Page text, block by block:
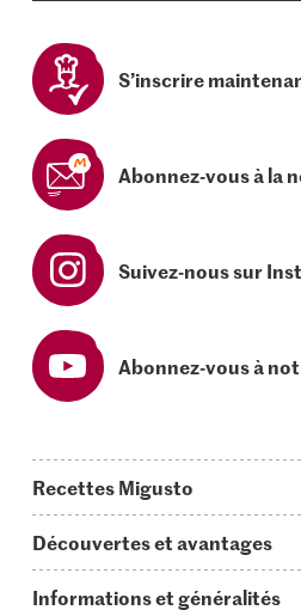
S’inscrire
Abonnez-vous à la
Suivez-nous sur
Abonnez-vous à
Recettes Migusto
Idées de menus
Découvertes et avantages
Informations et généralités